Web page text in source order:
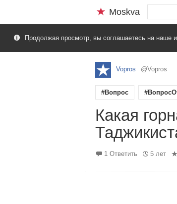
Moskva
Продолжая просмотр, вы соглашаетесь на наше
Vopros @Vopros
#Вопрос
Какая
1 Ответить 5 лет